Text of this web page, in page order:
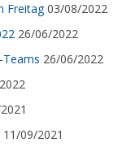
Freitag 03/08/2022
26/06/2022
Teams 26/06/2022
11/09/2021